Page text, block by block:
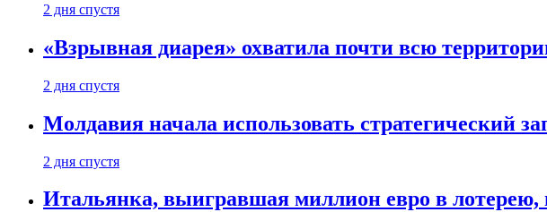
2 дня спустя
«Взрывная диарея» охватила почти всю
2 дня спустя
Молдавия начала использовать стратегический
2 дня спустя
Итальянка, выигравшая миллион евро в